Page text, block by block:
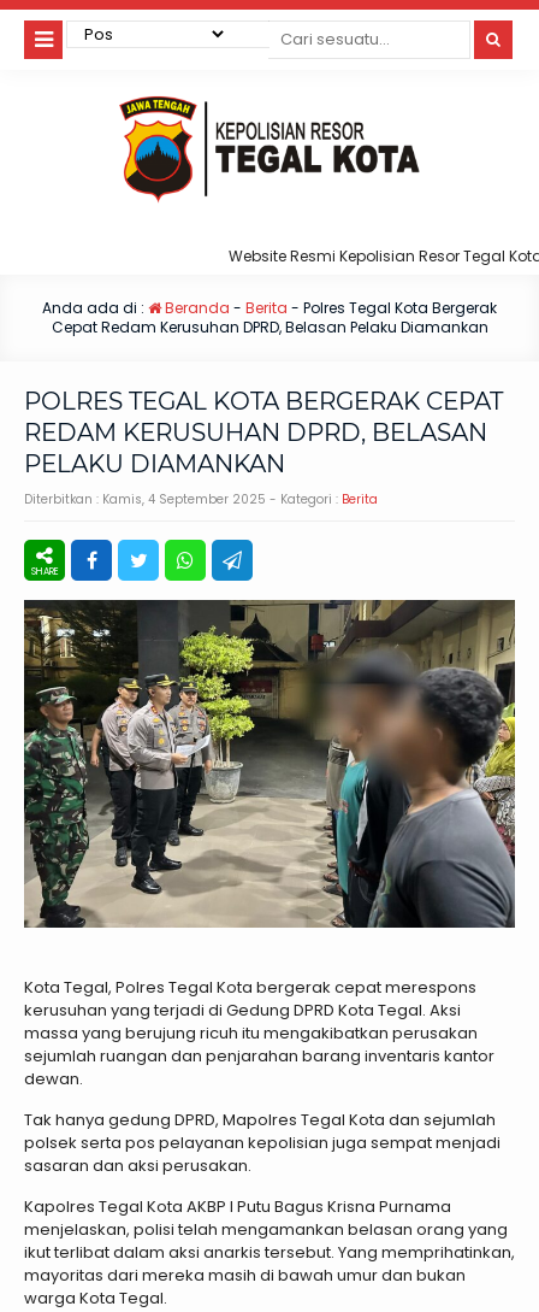
Website Resmi Kepolisian Resor Tegal Kota
Anda ada di : Beranda - Berita - Polres Tegal Kota Bergerak
Cepat Redam Kerusuhan DPRD, Belasan Pelaku Diamankan
POLRES TEGAL KOTA BERGERAK CEPAT
REDAM KERUSUHAN DPRD, BELASAN
PELAKU DIAMANKAN
Diterbitkan : Kamis, 4 September 2025 - Kategori : Berita
Kota Tegal, Polres Tegal Kota bergerak cepat merespons
kerusuhan yang terjadi di Gedung DPRD Kota Tegal. Aksi
massa yang berujung ricuh itu mengakibatkan perusakan
sejumlah ruangan dan penjarahan barang inventaris kantor
dewan.
Tak hanya gedung DPRD, Mapolres Tegal Kota dan sejumlah
polsek serta pos pelayanan kepolisian juga sempat menjadi
sasaran dan aksi perusakan.
Kapolres Tegal Kota AKBP I Putu Bagus Krisna Purnama
menjelaskan, polisi telah mengamankan belasan orang yang
ikut terlibat dalam aksi anarkis tersebut. Yang memprihatinkan,
mayoritas dari mereka masih di bawah umur dan bukan
warga Kota Tegal.